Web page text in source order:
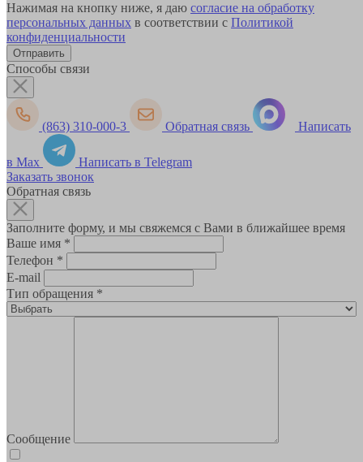
Нажимая на кнопку ниже, я даю согласие на обработку
персональных данных в соответствии с Политикой
конфиденциальности
Способы связи
(863) 310-000-3 Обратная связь Написать
в Max
Написать в Telegram
Заказать звонок
Обратная связь
Заполните форму, и мы свяжемся с Вами в ближайшее время
Ваше имя *
Телефон *
E-mail
Тип обращения *
Сообщение